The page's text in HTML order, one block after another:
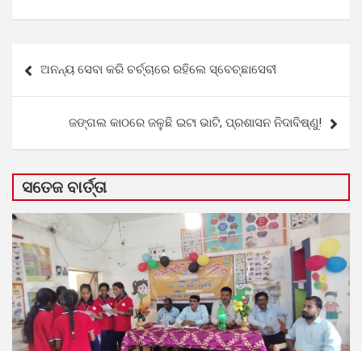
navigation
ଅନନ୍ୟ ସେବା କରି ଚର୍ଚ୍ଚାରେ ରହିଲେ ସ୍ବେଚ୍ଛାସେବୀ
ଜଙ୍ଗଲ କାଠରେ ଜଳୁଛି ଇଟା ଭାଟି, ପ୍ରଶାସନ ନିଦାବିଷ୍ଣୁ!
ସତେଜ ବାର୍ତ୍ତା